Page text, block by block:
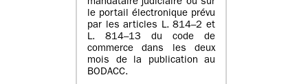
mandataire judiciaire ou sur
le portail électronique prévu
par les articles L. 814–2 et
L. 814–13 du code de
commerce dans les deux
mois de la publication au
BODACC.